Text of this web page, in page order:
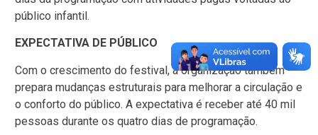
público infantil.
EXPECTATIVA DE PÚBLICO
Com o crescimento do festival, a organização também
prepara mudanças estruturais para melhorar a circulação e
o conforto do público. A expectativa é receber até 40 mil
pessoas durante os quatro dias de programação.